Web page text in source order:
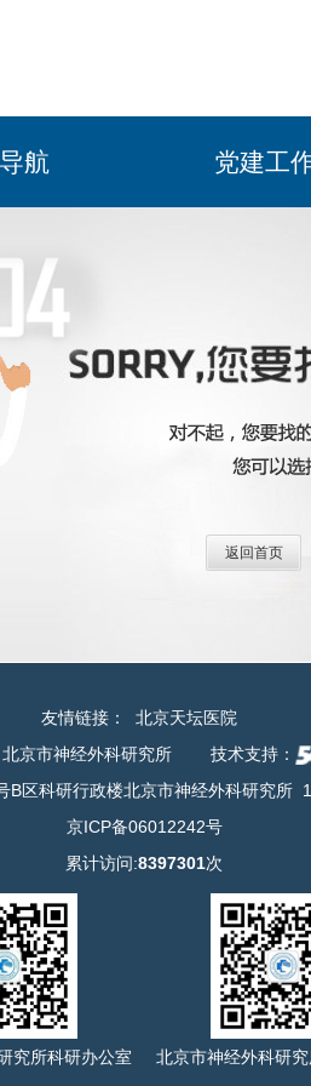
航 党建工
返回首页
友情链接：
北京天坛医院
北京市神经外科研究所 技术支持：
B区科研行政楼北京市神经外科研究所
京ICP备06012242号
累计访问:8397301次
究所科研办公室 北京市神经外科研